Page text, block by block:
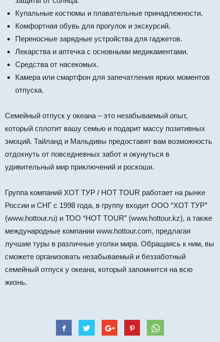
Купальные костюмы и плавательные принадлежности.
Комфортная обувь для прогулок и экскурсий.
Переносные зарядные устройства для гаджетов.
Лекарства и аптечка с основными медикаментами.
Средства от насекомых.
Камера или смартфон для запечатления ярких моментов
отпуска.
Семейный отпуск у океана – это незабываемый опыт,
который сплотит вашу семью и подарит массу позитивных
эмоций. Тайланд и Мальдивы предоставят вам возможность
отдохнуть от повседневных забот и окунуться в
удивительный мир приключений и роскоши.
Группа компаний ХОТ ТУР / HOT TOUR работает на рынке
России и СНГ с 1998 года, в группу входит ООО “ХОТ ТУР”
(www.hottour.ru) и ТОО “HOT TOUR” (www.hottour.kz), а также
международные компании www.hottour.com, предлагая
лучшие туры в различные уголки мира. Обращаясь к ним, вы
сможете организовать незабываемый и беззаботный
семейный отпуск у океана, который запомнится на всю
жизнь.